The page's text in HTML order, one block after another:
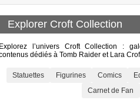
Explorer Croft Collection
Explorez l’univers Croft Collection :
dédiés à Tomb Raider et Lara
Statuettes Figurines Comics
Carnet de Fan